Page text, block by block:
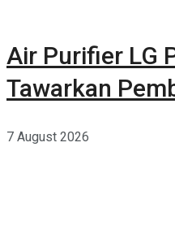
Air Purifier LG
Tawarkan
7 August 2026